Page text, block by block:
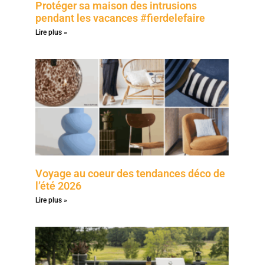
Protéger sa maison des intrusions
pendant les vacances #fierdelefaire
Lire plus »
Voyage au coeur des tendances déco de
l’été 2026
Lire plus »